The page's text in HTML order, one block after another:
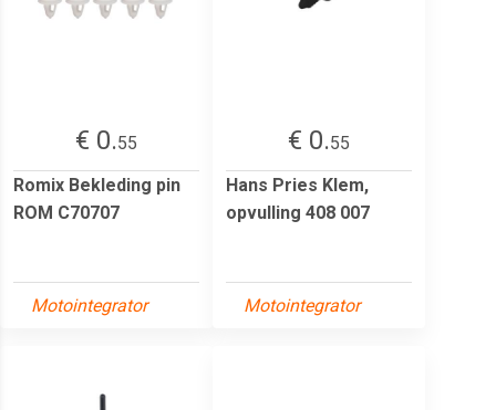
€ 0.55
Romix Bekleding pin
ROM C70707
Motointegrator
€ 0.55
Hans Pries Klem,
opvulling 408 007
Motointegrator